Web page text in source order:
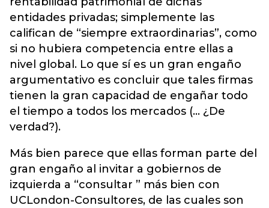
entidades privadas; simplemente las
califican de “siempre extraordinarias”, como
si no hubiera competencia entre ellas a
nivel global. Lo que sí es un gran engaño
argumentativo es concluir que tales firmas
tienen la gran capacidad de engañar todo
el tiempo a todos los mercados (… ¿De
verdad?).
Más bien parece que ellas forman parte del
gran engaño al invitar a gobiernos de
izquierda a “consultar ” más bien con
UCLondon-Consultores, de las cuales son